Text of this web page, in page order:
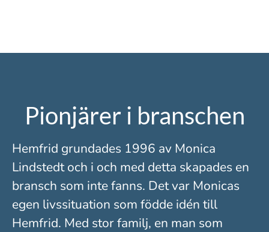
Pionjärer i branschen
Hemfrid grundades 1996 av Monica
Lindstedt och i och med detta skapades en
bransch som inte fanns. Det var Monicas
egen livssituation som födde idén till
Hemfrid. Med stor familj, en man som